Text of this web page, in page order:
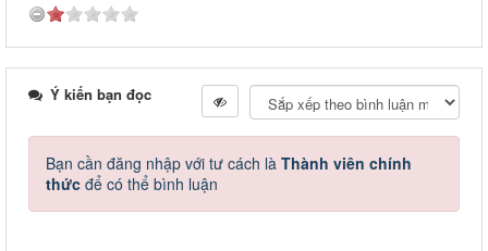
Ý kiến bạn đọc
Bạn cần đăng nhập với tư cách là Thành viên chính
thức để có thể bình luận